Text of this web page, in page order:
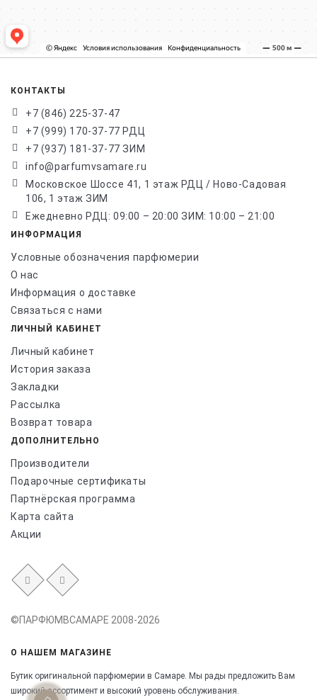
КОНТАКТЫ
+7 (846) 225-37-47
+7 (999) 170-37-77 РДЦ
+7 (937) 181-37-77 ЗИМ
info@parfumvsamare.ru
Московское Шоссе 41, 1 этаж РДЦ / Ново-Садовая
106, 1 этаж ЗИМ
Ежедневно РДЦ: 09:00 – 20:00 ЗИМ: 10:00 – 21:00
ИНФОРМАЦИЯ
Условные обозначения парфюмерии
О нас
Информация о доставке
Связаться с нами
ЛИЧНЫЙ КАБИНЕТ
Личный кабинет
История заказа
Закладки
Рассылка
Возврат товара
ДОПОЛНИТЕЛЬНО
Производители
Подарочные сертификаты
Партнёрская программа
Карта сайта
Акции
©ПАРФЮМВСАМАРЕ 2008-2026
О НАШЕМ МАГАЗИНЕ
Бутик оригинальной парфюмерии в Самаре. Мы рады предложить Вам
широкий ассортимент и высокий уровень обслуживания.